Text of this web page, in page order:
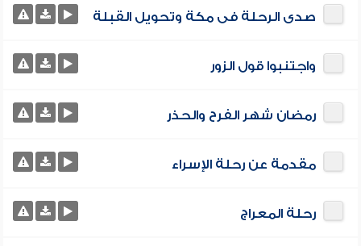
صدى الرحلة فى مكة وتحويل القبلة
واجتنبوا قول الزور
رمضان شهر الفرح والحذر
مقدمة عن رحلة الإسراء
رحلة المعراج